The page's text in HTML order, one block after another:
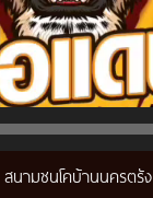
ามชนโคบ้านนครตรัง